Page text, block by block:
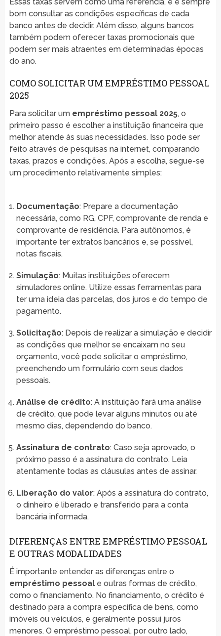
bom consultar as condições específicas de cada
banco antes de decidir. Além disso, alguns bancos
também podem oferecer taxas promocionais que
podem ser mais atraentes em determinadas épocas
do ano.
COMO SOLICITAR UM EMPRÉSTIMO PESSOAL
2025
Para solicitar um empréstimo pessoal 2025, o
primeiro passo é escolher a instituição financeira que
melhor atende às suas necessidades. Isso pode ser
feito através de pesquisas na internet, comparando
taxas, prazos e condições. Após a escolha, segue-se
um procedimento relativamente simples:
Documentação: Prepare a documentação
necessária, como RG, CPF, comprovante de renda e
comprovante de residência. Para autônomos, é
importante ter extratos bancários e, se possível,
notas fiscais.
Simulação: Muitas instituições oferecem
simuladores online. Utilize essas ferramentas para
ter uma ideia das parcelas, dos juros e do tempo de
pagamento.
Solicitação: Depois de realizar a simulação e decidir
as condições que melhor se encaixam no seu
orçamento, você pode solicitar o empréstimo,
preenchendo um formulário com seus dados
pessoais.
Análise de crédito: A instituição fará uma análise
de crédito, que pode levar alguns minutos ou até
mesmo dias, dependendo do banco.
Assinatura de contrato: Caso seja aprovado, o
próximo passo é a assinatura do contrato. Leia
atentamente todas as cláusulas antes de assinar.
Liberação do valor: Após a assinatura do contrato,
o dinheiro é liberado e transferido para a conta
bancária informada.
DIFERENÇAS ENTRE EMPRÉSTIMO PESSOAL
E OUTRAS MODALIDADES
É importante entender as diferenças entre o
empréstimo pessoale outras formas de crédito,
como o financiamento. No financiamento, o crédito é
destinado para a compra específica de bens, como
imóveis ou veículos, e geralmente possui juros
menores. O empréstimo pessoal, por outro lado,